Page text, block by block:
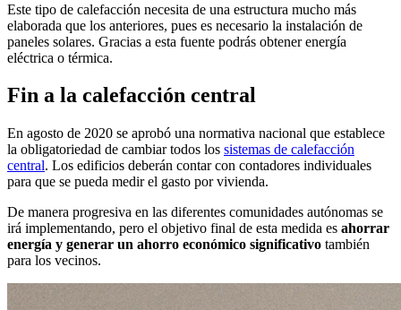
Este tipo de calefacción necesita de una estructura mucho más
elaborada que los anteriores, pues es necesario la instalación de
paneles solares. Gracias a esta fuente podrás obtener energía
eléctrica o térmica.
Fin a la calefacción central
En agosto de 2020 se aprobó una normativa nacional que establece
la obligatoriedad de cambiar todos los sistemas de calefacción
central. Los edificios deberán contar con contadores individuales
para que se pueda medir el gasto por vivienda.
De manera progresiva en las diferentes comunidades autónomas se
irá implementando, pero el objetivo final de esta medida es ahorrar
energía y generar un ahorro económico significativo también
para los vecinos.